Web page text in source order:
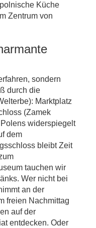
Küche
Zentrum von
sondern
durch die
Marktplatz
(Zamek
widerspiegelt
dem
bleibt Zeit
tauchen wir
Wer nicht bei
an der
freien Nachmittag
auf der
entdecken. Oder